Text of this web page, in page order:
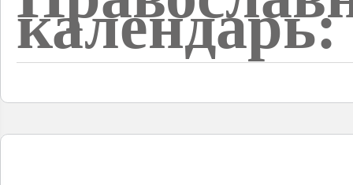
календарь: